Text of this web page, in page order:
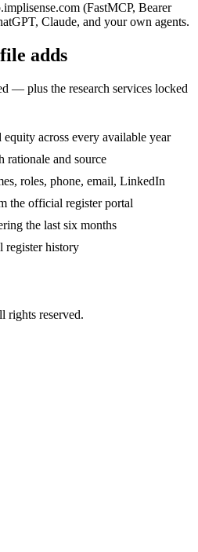
(FastMCP, Bearer
Claude, and your own agents.
adds
— plus the research services locked
equity across every available year
and source
roles, phone, email, LinkedIn
the official register portal
the last six months
register history
rights reserved.